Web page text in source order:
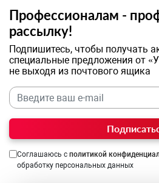
Профессионалам -
рассылку!
Подпишитесь, чтобы получать
специальные предложения от
не выходя из почтового ящика
Соглашаюсь с политикой
обработку персональных данных